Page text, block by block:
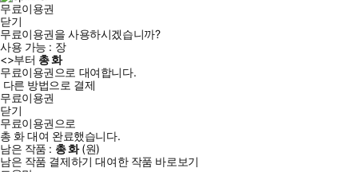
무료이용권
닫기
무료이용권을 사용하시겠습니까?
사용 가능 : 장
<>부터 총화
무료이용권으로 대여합니다.
다른 방법으로 결제
무료이용권
닫기
무료이용권으로
총 화대여 완료했습니다.
남은 작품 : 총화(원)
남은 작품 결제하기 대여한 작품 바로보기